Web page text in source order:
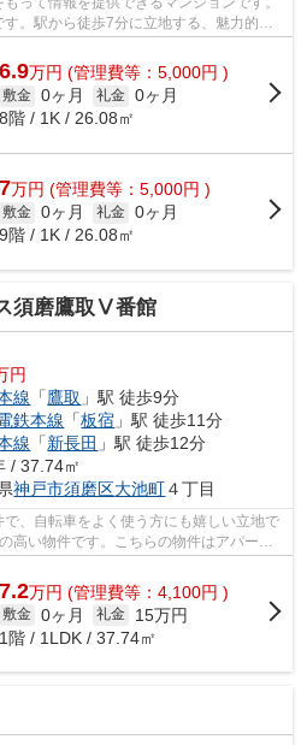
。駅から徒歩7分に立地する、魅力的な
め、...
6.9万円 (管理費等：5,000円 )
敷金 0ヶ月 礼金 0ヶ月
8階 / 1K / 26.08㎡
7万円 (管理費等：5,000円 )
敷金 0ヶ月 礼金 0ヶ月
9階 / 1K / 26.08㎡
須磨鷹取Ⅴ番館
円
線 「鷹取 」駅 徒歩9分
鉄本線 「板宿 」駅 徒歩11分
線 「新長田 」駅 徒歩12分
/ 37.74㎡
神戸市須磨区大池町４丁目
、自転車をよく使う方にも嬉しい立地で
高い物件です。こちらの物件はアパート
7.2万円 (管理費等：4,100円 )
敷金 0ヶ月 礼金
15万円
1階 / 1LDK / 37.74㎡